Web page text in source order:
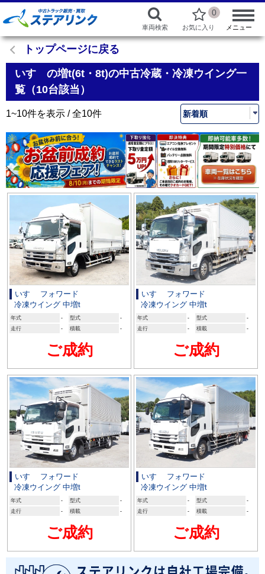
車両検索
0
お気に入り メニュー
トップページに戻る
いすゞの増t(6t・8t)の中古冷蔵・冷凍ウイング一
覧（10台該当）
1~10件を表示 / 全10件
いすゞ フォワード
冷凍ウイング 中増t
年式 - 型式
-
走行
- 積載 -
ご成約
いすゞ フォワード
冷凍ウイング 中増t
年式 - 型式
-
走行
- 積載 -
ご成約
いすゞ フォワード
冷凍ウイング 中増t
年式 - 型式
-
走行
- 積載 -
ご成約
いすゞ フォワード
冷凍ウイング 中増t
年式 - 型式
-
走行
- 積載 -
ご成約